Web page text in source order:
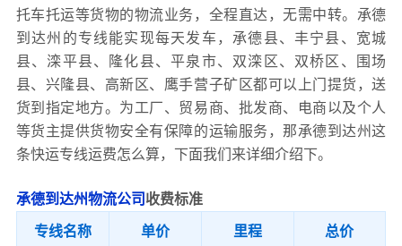
托车托运等货物的物流业务，全程直达，无需中转。承德
到达州的专线能实现每天发车，承德县、丰宁县、宽城
县、滦平县、隆化县、平泉市、双滦区、双桥区、围场
县、兴隆县、高新区、鹰手营子矿区都可以上门提货，送
货到指定地方。为工厂、贸易商、批发商、电商以及个人
等货主提供货物安全有保障的运输服务，那承德到达州这
条快运专线运费怎么算，下面我们来详细介绍下。
承德到达州物流公司 收费标准
专线名称 单价 里程 总价